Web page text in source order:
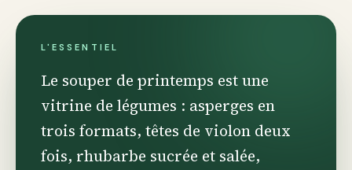
L'ESSENTIEL
Le souper de printemps est une
vitrine de légumes : asperges en
trois formats, têtes de violon deux
fois, rhubarbe sucrée et salée,